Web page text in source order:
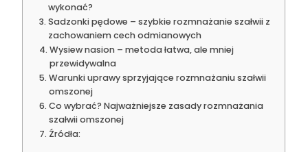
wykonać?
Sadzonki pędowe – szybkie rozmnażanie szałwii z
zachowaniem cech odmianowych
Wysiew nasion – metoda łatwa, ale mniej
przewidywalna
Warunki uprawy sprzyjające rozmnażaniu szałwii
omszonej
Co wybrać? Najważniejsze zasady rozmnażania
szałwii omszonej
Źródła: